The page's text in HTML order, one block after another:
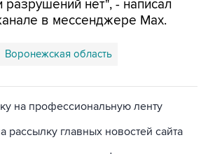
Воронежская область
рассылку главных новостей сайта
новости в официальном